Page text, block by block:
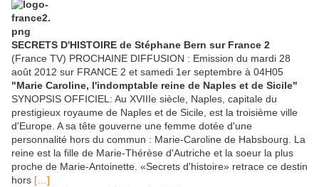
SECRETS D'HISTOIRE de Stéphane Bern sur France 2
(France TV) PROCHAINE DIFFUSION : Emission du mardi 28
août 2012 sur FRANCE 2 et samedi 1er septembre à 04H05
"Marie Caroline, l'indomptable reine de Naples et de Sicile"
SYNOPSIS OFFICIEL: Au XVIIIe siècle, Naples, capitale du
prestigieux royaume de Naples et de Sicile, est la troisième ville
d'Europe. A sa tête gouverne une femme dotée d'une
personnalité hors du commun : Marie-Caroline de Habsbourg. La
reine est la fille de Marie-Thérèse d'Autriche et la soeur la plus
proche de Marie-Antoinette. «Secrets d'histoire» retrace ce destin
hors […]